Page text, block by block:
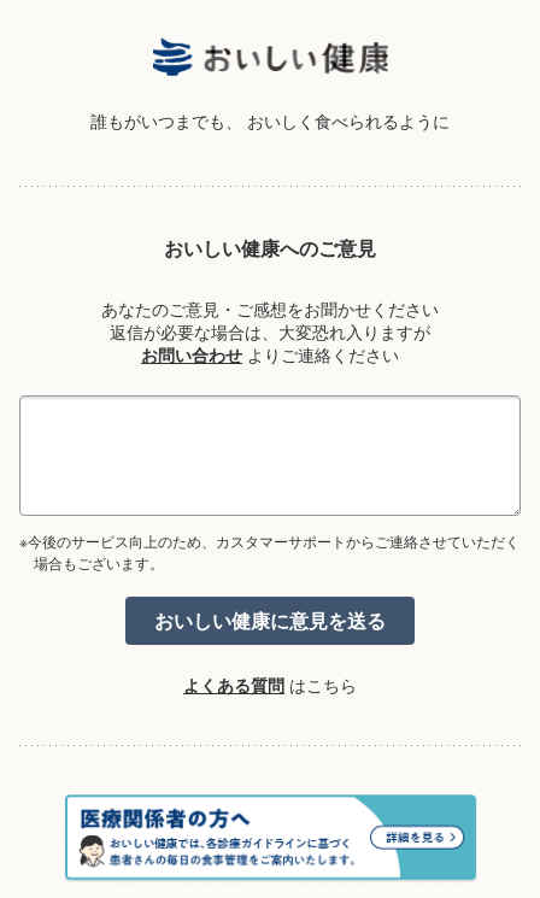
誰もがいつまでも、 おいしく食べられるように
おいしい健康へのご意見
あなたのご意見・ご感想をお聞かせください
返信が必要な場合は、大変恐れ入りますが
お問い合わせ よりご連絡ください
※今後のサービス向上のため、カスタマーサポートからご連絡させていただく
場合もございます。
よくある質問 はこちら